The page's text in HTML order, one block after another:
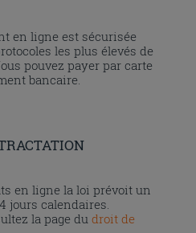
en ligne est sécurisée
les plus élevés de
pouvez payer par carte
bancaire.
en ligne la loi prévoit un
jours calendaires.
la page dudroit de